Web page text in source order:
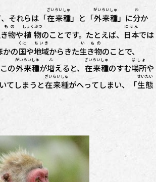
それらは「在来
ざいらい
種
しゅ
」と「外来
がいらい
種
しゅ
」に分
わ
か
物
い もの
や植物
しょくぶつ
のことです。たとえば、 日本
にほん
では
かの国
くに
や地域
ちいき
からきた生き物
い もの
のことで、
の外来
がいらい
種
しゅ
が増
ふ
えると、 在来
ざいらい
種
しゅ
のすむ場所
ばしょ
や
てしまうと在来
ざいらい
種
しゅ
がへってしまい、「生態
せいたい